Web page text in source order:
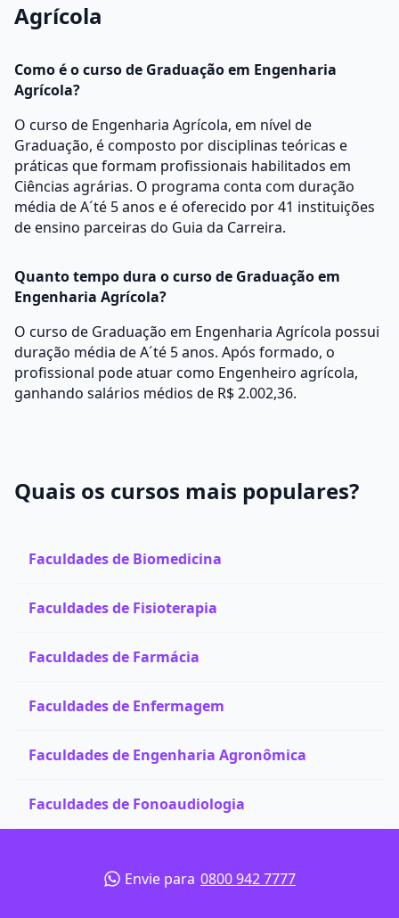
Agrícola
Como é o curso de Graduação em Engenharia
Agrícola?
O curso de Engenharia Agrícola, em nível de
Graduação, é composto por disciplinas teóricas e
práticas que formam profissionais habilitados em
Ciências agrárias. O programa conta com duração
média de A´té 5 anos e é oferecido por 41 instituições
de ensino parceiras do Guia da Carreira.
Quanto tempo dura o curso de Graduação em
Engenharia Agrícola?
O curso de Graduação em Engenharia Agrícola possui
duração média de A´té 5 anos. Após formado, o
profissional pode atuar como Engenheiro agrícola,
ganhando salários médios de R$ 2.002,36.
Quais os cursos mais populares?
Faculdades de Biomedicina
Faculdades de Fisioterapia
Faculdades de Farmácia
Faculdades de Enfermagem
Faculdades de Engenharia Agronômica
Faculdades de Fonoaudiologia
Envie para 0800 942 7777